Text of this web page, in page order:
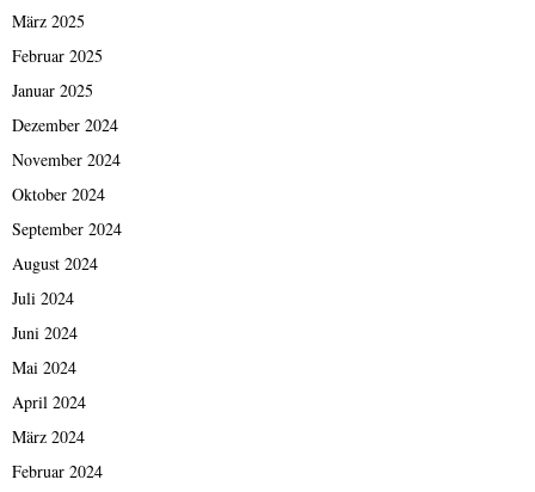
März 2025
Februar 2025
Januar 2025
Dezember 2024
November 2024
Oktober 2024
September 2024
August 2024
Juli 2024
Juni 2024
Mai 2024
April 2024
März 2024
Februar 2024